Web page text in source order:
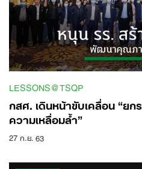
Search
for:
LESSONS@TSQP
กสศ. เดินหน้าขับเคลื่อน “ย
ความเหลื่อมล้ำ”
27 ก.ย. 63